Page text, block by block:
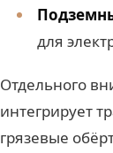
для
Отдельного
интегрирует
грязевые